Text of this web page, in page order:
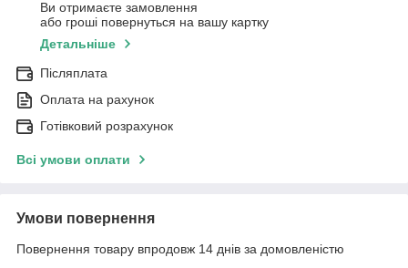
Ви отримаєте замовлення
або гроші повернуться на вашу картку
Детальніше
Післяплата
Оплата на рахунок
Готівковий розрахунок
Всі умови оплати
Умови повернення
Повернення товару впродовж 14 днів за домовленістю